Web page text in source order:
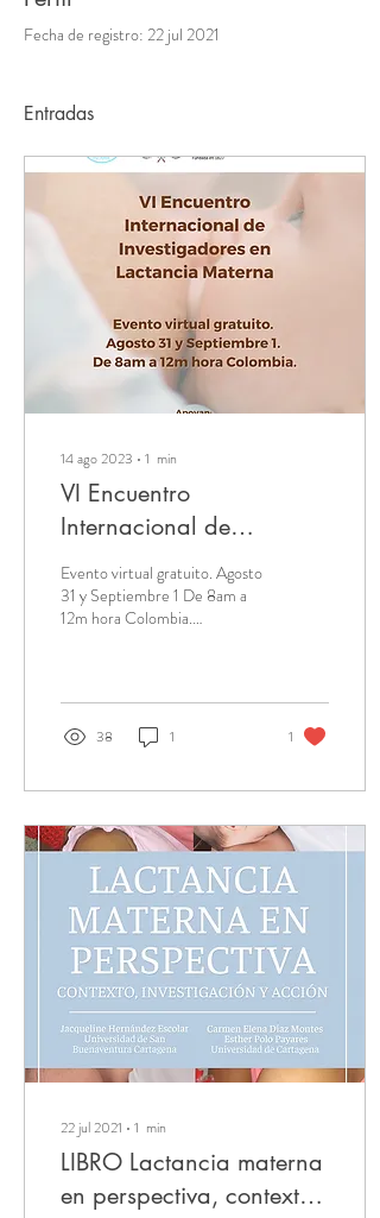
Fecha de registro: 22 jul 2021
Entradas
14 ago 2023 ∙ 1 min
VI Encuentro
Internacional de
Investigadores en
Lactancia Materna
Evento virtual gratuito. Agosto
31 y Septiembre 1 De 8am a
12m hora Colombia.
38 1 1
22 jul 2021 ∙ 1 min
LIBRO Lactancia materna
en perspectiva, contexto,